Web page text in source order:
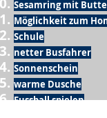
Sesamring mit
Möglichkeit zum
Schule
netter Busfahrer
Sonnenschein
warme Dusche
Fussball spielen